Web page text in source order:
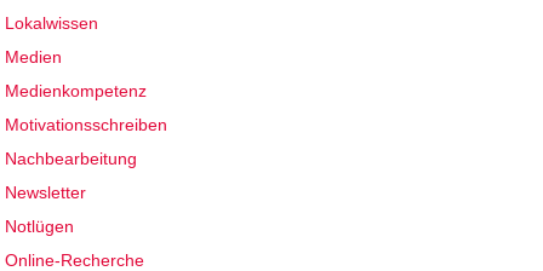
Lokalwissen
Medien
Medienkompetenz
Motivationsschreiben
Nachbearbeitung
Newsletter
Notlügen
Online-Recherche